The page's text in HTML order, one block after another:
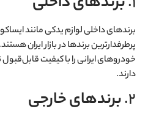
برندهای داخلی لوازم یدکی مانند
پرطرفدارترین برندها در بازار ایران
خودروهای ایرانی را با کیفیت
دارند.
2. برندهای خارجی